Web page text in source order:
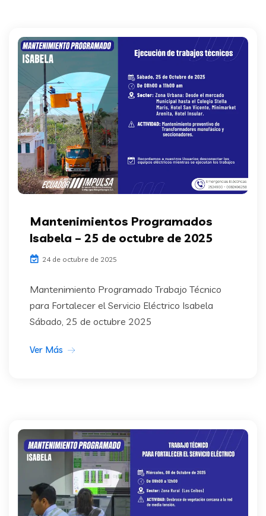
Mantenimientos Programados
Isabela – 25 de octubre de 2025
24 de octubre de 2025
Mantenimiento Programado Trabajo Técnico
para Fortalecer el Servicio Eléctrico Isabela
Sábado, 25 de octubre 2025
Ver Más